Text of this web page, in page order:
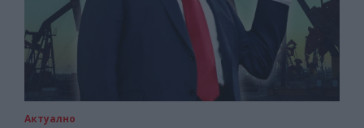
Актуално